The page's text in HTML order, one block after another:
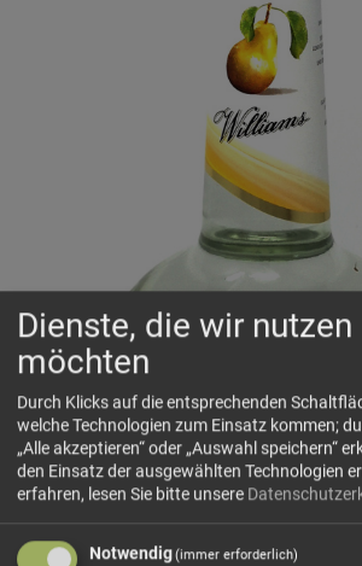
Dienste, die wir nutzen
möchten
Durch Klicks auf die entsprechenden
welche Technologien zum Einsatz kommen;
„Alle akzeptieren“ oder „Auswahl speichern“
den Einsatz der ausgewählten Technologien
erfahren, lesen Sie bitte unsere
Notwendig(immer erforderlich)